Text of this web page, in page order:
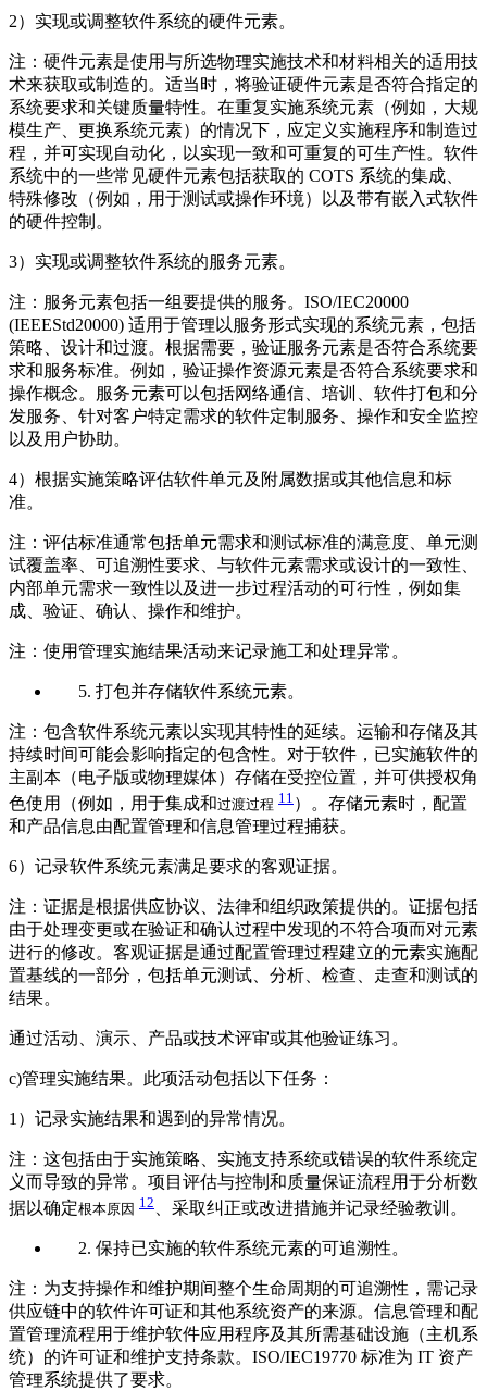
2）实现或调整软件系统的硬件元素。
注：硬件元素是使用与所选物理实施技术和材料相关的适用技
术来获取或制造的。适当时，将验证硬件元素是否符合指定的
系统要求和关键质量特性。在重复实施系统元素（例如，大规
模生产、更换系统元素）的情况下，应定义实施程序和制造过
程，并可实现自动化，以实现一致和可重复的可生产性。软件
系统中的一些常见硬件元素包括获取的 COTS 系统的集成、
特殊修改（例如，用于测试或操作环境）以及带有嵌入式软件
的硬件控制。
3）实现或调整软件系统的服务元素。
注：服务元素包括一组要提供的服务。ISO/IEC20000
(IEEEStd20000) 适用于管理以服务形式实现的系统元素，包括
策略、设计和过渡。根据需要，验证服务元素是否符合系统要
求和服务标准。例如，验证操作资源元素是否符合系统要求和
操作概念。服务元素可以包括网络通信、培训、软件打包和分
发服务、针对客户特定需求的软件定制服务、操作和安全监控
以及用户协助。
4）根据实施策略评估软件单元及附属数据或其他信息和标
准。
注：评估标准通常包括单元需求和测试标准的满意度、单元测
试覆盖率、可追溯性要求、与软件元素需求或设计的一致性、
内部单元需求一致性以及进一步过程活动的可行性，例如集
成、验证、确认、操作和维护。
注：使用管理实施结果活动来记录施工和处理异常。
打包并存储软件系统元素。
注：包含软件系统元素以实现其特性的延续。运输和存储及其
持续时间可能会影响指定的包含性。对于软件，已实施软件的
主副本（电子版或物理媒体）存储在受控位置，并可供授权角
色使用（例如，用于集成和过渡过程 11 ）。存储元素时，配置
和产品信息由配置管理和信息管理过程捕获。
6）记录软件系统元素满足要求的客观证据。
注：证据是根据供应协议、法律和组织政策提供的。证据包括
由于处理变更或在验证和确认过程中发现的不符合项而对元素
进行的修改。客观证据是通过配置管理过程建立的元素实施配
置基线的一部分，包括单元测试、分析、检查、走查和测试的
结果。
通过活动、演示、产品或技术评审或其他验证练习。
c)管理实施结果。此项活动包括以下任务：
1）记录实施结果和遇到的异常情况。
注：这包括由于实施策略、实施支持系统或错误的软件系统定
义而导致的异常。项目评估与控制和质量保证流程用于分析数
据以确定根本原因 12 、采取纠正或改进措施并记录经验教训。
保持已实施的软件系统元素的可追溯性。
注：为支持操作和维护期间整个生命周期的可追溯性，需记录
供应链中的软件许可证和其他系统资产的来源。信息管理和配
置管理流程用于维护软件应用程序及其所需基础设施（主机系
统）的许可证和维护支持条款。ISO/IEC19770 标准为 IT 资产
管理系统提供了要求。